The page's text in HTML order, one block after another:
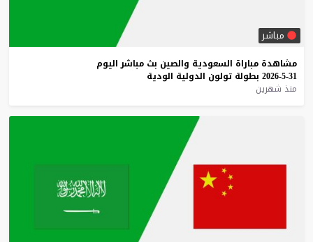
مباشر
مشاهدة مباراة السعودية والصين بث مباشر اليوم
31-5-2026
بطولة تولون الدولية الودية
منذ شهرين